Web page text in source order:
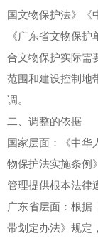
国文物保护法》《
《广东省文物保
合文物保护实际需
范围和建设控制地
调。
二、调整的依据
国家层面：《中华
物保护法实施条例
管理提供根本法律
广东省层面：根据
带划定办法》规定